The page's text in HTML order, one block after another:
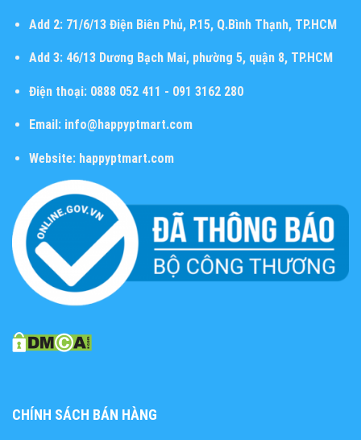
Add 2:71/6/13 Điện Biên Phủ, P.15, Q.Bình Thạnh, TP.HCM
Add 3:46/13 Dương Bạch Mai, phường 5, quận 8, TP.HCM
Điện thoại:0888 052 411 - 091 3162 280
Email:info@happyptmart.com
Website: happyptmart.com
CHÍNH SÁCH BÁN HÀNG